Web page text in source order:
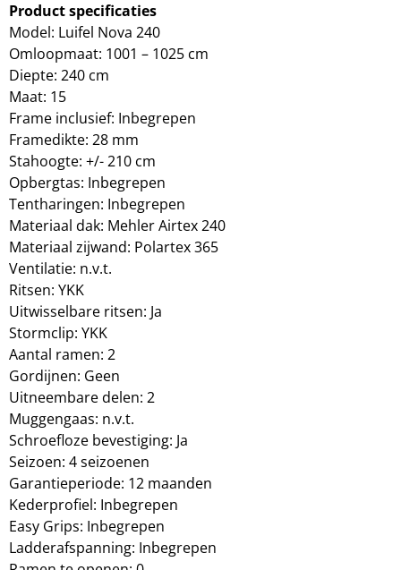
Product specificaties
Model: Luifel Nova 240
Omloopmaat: 1001 – 1025 cm
Diepte: 240 cm
Maat: 15
Frame inclusief: Inbegrepen
Framedikte: 28 mm
Stahoogte: +/- 210 cm
Opbergtas: Inbegrepen
Tentharingen: Inbegrepen
Materiaal dak: Mehler Airtex 240
Materiaal zijwand: Polartex 365
Ventilatie: n.v.t.
Ritsen: YKK
Uitwisselbare ritsen: Ja
Stormclip: YKK
Aantal ramen: 2
Gordijnen: Geen
Uitneembare delen: 2
Muggengaas: n.v.t.
Schroefloze bevestiging: Ja
Seizoen: 4 seizoenen
Garantieperiode: 12 maanden
Kederprofiel: Inbegrepen
Easy Grips: Inbegrepen
Ladderafspanning: Inbegrepen